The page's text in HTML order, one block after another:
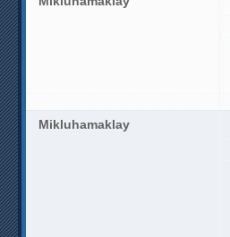
Mikluhamaklay